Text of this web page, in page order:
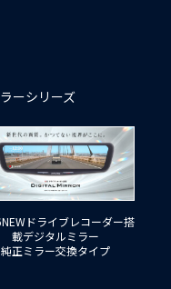
ーシリーズ
ドライブレコーダー搭
載デジタルミラー
純正ミラー交換タイプ